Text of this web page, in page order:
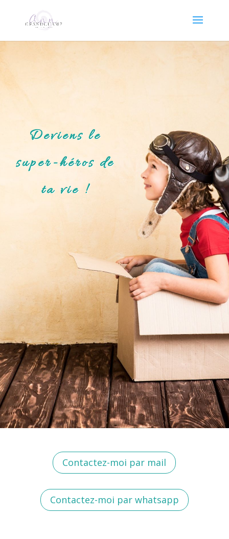
Deviens le
super-héros de
ta vie !
Contactez-moi par mail
Contactez-moi par whatsapp